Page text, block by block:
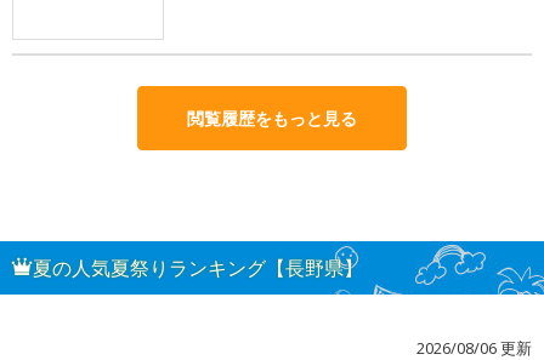
閲覧履歴をもっと見る
夏の人気夏祭りランキング【長野県】
2026/08/06 更新